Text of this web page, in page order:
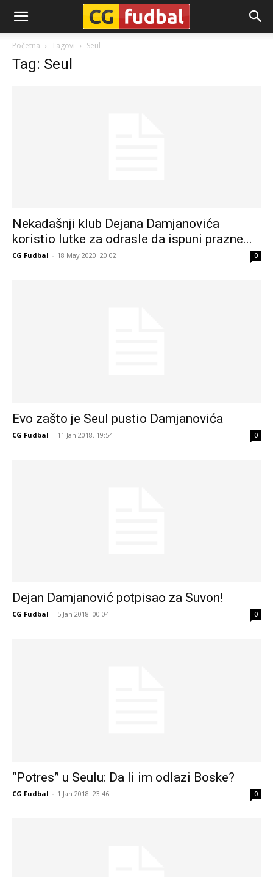
CG-
Fudbal
Početna Tagovi Seul
Tag: Seul
Nekadašnji klub Dejana Damjanovića
koristio lutke za odrasle da ispuni prazne...
CG Fudbal - 18 May 2020. 20:02 0
Evo zašto je Seul pustio Damjanovića
CG Fudbal - 11 Jan 2018. 19:54 0
Dejan Damjanović potpisao za Suvon!
CG Fudbal - 5 Jan 2018. 00:04 0
“Potres” u Seulu: Da li im odlazi Boske?
CG Fudbal - 1 Jan 2018. 23:46 0